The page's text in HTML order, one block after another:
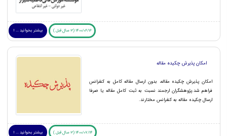
1400/06/16 (3 سال قبل ) بیشتر بخوانید ... !
امکان پذیرش چکیده مقاله
امکان پذیرش چکیده مقاله، بدون ارسال مقاله کامل به کنفرانس
فراهم شد.پژوهشگران ارجمند نسبت به ثبت کامل مقاله یا صرفا
ارسال چکیده مقاله به کنفرانس مختارند.
1400/07/14 (3 سال قبل ) بیشتر بخوانید ... !